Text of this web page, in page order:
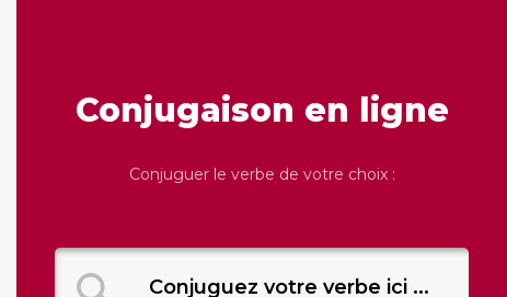
Conjugaison en ligne
Conjuguer le verbe de votre choix :